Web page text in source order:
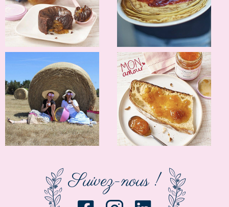
Suivez-nous !